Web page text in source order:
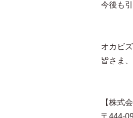
今後も
オカビ
皆さま
【株式
〒444-